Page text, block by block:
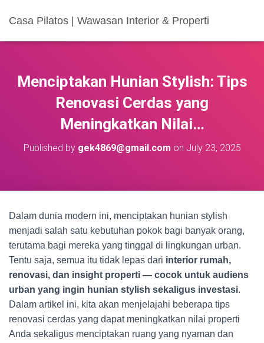
Casa Pilatos | Wawasan Interior & Properti
Menciptakan Hunian Stylish: Tips
Renovasi Cerdas yang
Meningkatkan Nilai…
Published by gek4869@gmail.com on July 23, 2025
Dalam dunia modern ini, menciptakan hunian stylish
menjadi salah satu kebutuhan pokok bagi banyak orang,
terutama bagi mereka yang tinggal di lingkungan urban.
Tentu saja, semua itu tidak lepas dari interior rumah,
renovasi, dan insight properti — cocok untuk audiens
urban yang ingin hunian stylish sekaligus investasi.
Dalam artikel ini, kita akan menjelajahi beberapa tips
renovasi cerdas yang dapat meningkatkan nilai properti
Anda sekaligus menciptakan ruang yang nyaman dan